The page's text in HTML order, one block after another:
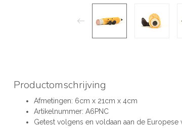
Productomschrijving
Afmetingen: 6cm x 21cm x 4cm
Artikelnummer: A6PNC
Getest volgens en voldaan aan de Europese